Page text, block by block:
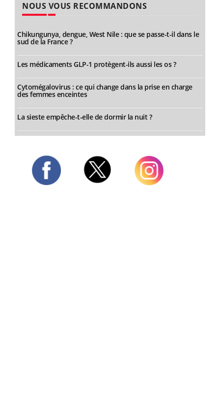
NOUS VOUS RECOMMANDONS
Chikungunya, dengue, West Nile : que se passe-t-il dans le
sud de la France ?
Les médicaments GLP-1 protègent-ils aussi les os ?
Cytomégalovirus : ce qui change dans la prise en charge
des femmes enceintes
La sieste empêche-t-elle de dormir la nuit ?